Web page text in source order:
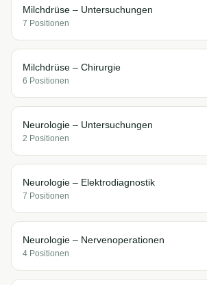
Milchdrüse – Untersuchungen
7 Positionen
Milchdrüse – Chirurgie
6 Positionen
Neurologie – Untersuchungen
2 Positionen
Neurologie – Elektrodiagnostik
7 Positionen
Neurologie – Nervenoperationen
4 Positionen